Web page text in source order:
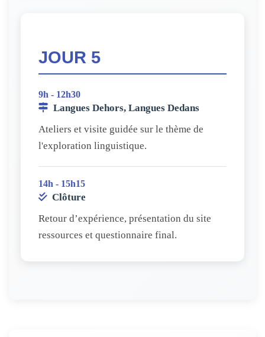
JOUR 5
9h - 12h30
Langues Dehors, Langues Dedans
Ateliers et visite guidée sur le thème de
l'exploration linguistique.
14h - 15h15
Clôture
Retour d’expérience, présentation du site
ressources et questionnaire final.